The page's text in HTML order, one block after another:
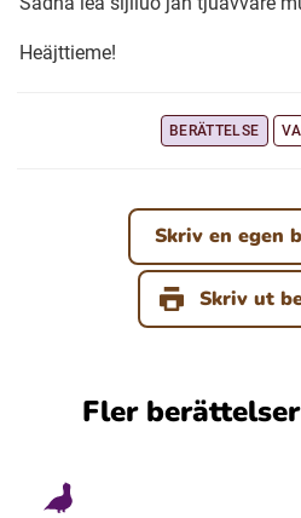
Ubmejesámiengiälla
Kaale (Romska)
Arli (Romska)
Resanderomani (Romska)
Heäjttieme!
BERÄTTELSE
Skriv en egen
Skriv ut
Fler